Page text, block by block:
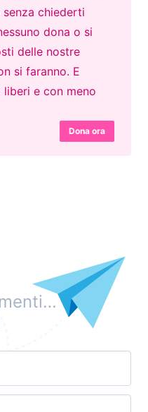
chiederti
dona o si
delle nostre
si faranno. E
liberi e con meno
Dona ora